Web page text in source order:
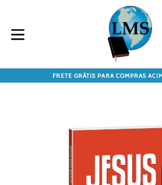
FRETE GRÁTIS PARA COMPRAS